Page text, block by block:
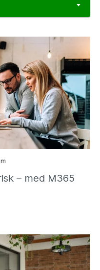
– med M365